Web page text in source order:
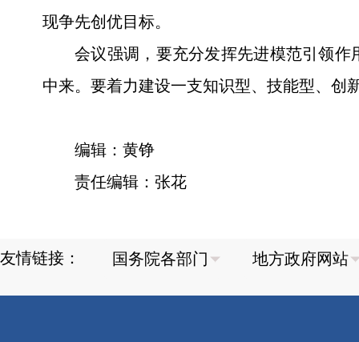
现争先创优目标。
会议强调，要充分发挥先进模范引领
中来。要着力建设一支知识型、技能型、创
编辑：黄铮
责任编辑：张花
友情链接：